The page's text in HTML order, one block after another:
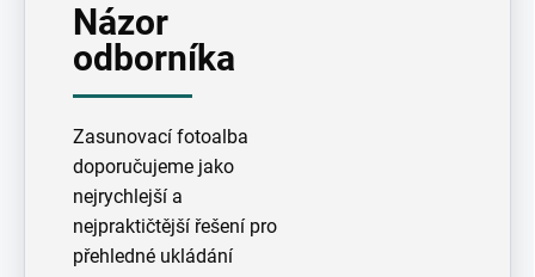
Názor
odborníka
Zasunovací fotoalba
doporučujeme jako
nejrychlejší a
nejpraktičtější řešení pro
přehledné ukládání